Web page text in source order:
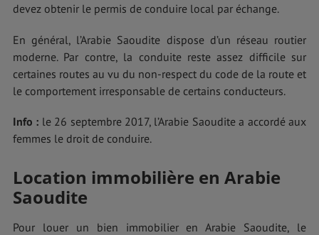
devez obtenir le permis de conduire local par échange.
En général, l’Arabie Saoudite dispose d’un réseau routier
moderne. Par contre, la conduite reste assez difficile sur
certaines routes au vu du non-respect du code de la route et
le comportement irresponsable de certains conducteurs.
Info : le 26 septembre 2017, l’Arabie Saoudite a accordé aux
femmes le droit de conduire.
Location immobilière en Arabie
Saoudite
Pour louer un bien immobilier en Arabie Saoudite, le